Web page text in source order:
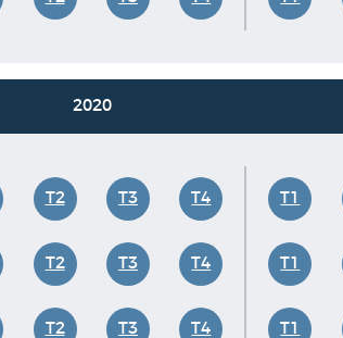
2020
T2 T3 T4
T2 T3 T4
T2 T3 T4
T1
T1
T1